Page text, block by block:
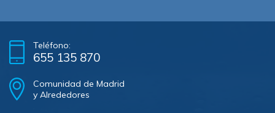
Teléfono:
655 135 870
Comunidad de Madrid
y Alrededores